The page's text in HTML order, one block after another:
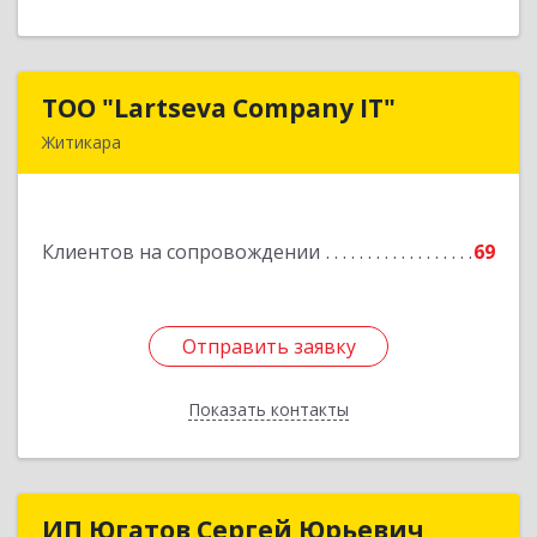
ТОО "Lartseva Company IT"
Житикара
Клиентов на сопровождении 69
Отправить заявку
Показать контакты
ТОО "Lartseva Company IT"
Подробнее
Отправить заявку
Назад
ИП Югатов Сергей Юрьевич
ИП Югатов Сергей Юрьевич